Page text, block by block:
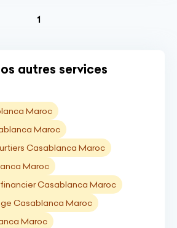
1
autres services
Maroc
Maroc
Casablanca Maroc
Maroc
Casablanca Maroc
Casablanca Maroc
Maroc